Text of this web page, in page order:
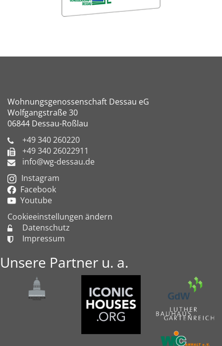
Wohnungsgenossenschaft Dessau eG
Wolfgangstraße 30
06844 Dessau-Roßlau
+49 340 260220
+49 340 26022911
info@wg-dessau.de
Instagram
Facebook
Youtube
Cookieeinstellungen ändern
Datenschutz
Impressum
Unsere Partner u. a.